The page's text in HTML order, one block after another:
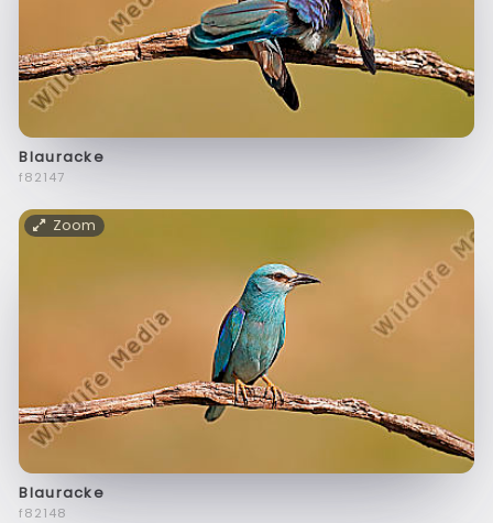
Blauracke
f82147
Zoom
Blauracke
f82148